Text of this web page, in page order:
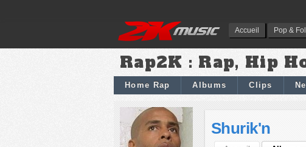
Accueil Pop &
Rap2K : Rap, Hip
Home Rap Albums Clips
Shurik'n